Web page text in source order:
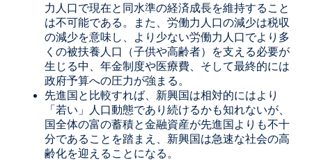
力人口で現在と同水準の経済成長を維持すること
は不可能である。また、労働力人口の減少は税収
の減少を意味し、より少ない労働力人口でより多
くの被扶養人口（子供や高齢者）を支える必要が
生じる中、年金制度や医療費、そして最終的には
政府予算への圧力が強まる。
先進国と比較すれば、新興国は相対的にはより
「若い」人口動態であり続けるかも知れないが、
国全体の富の蓄積と金融資産が先進国よりも不十
分であることを踏まえ、新興国は急速な社会の高
齢化を迎えることになる。